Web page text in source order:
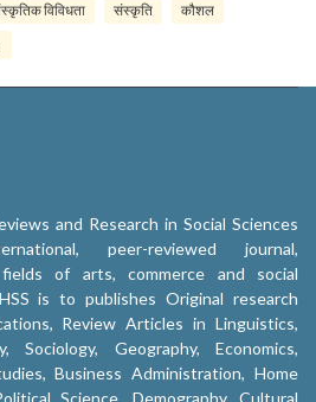
विविधता संस्कृति कौशल
and Research in Social Sciences
peer-reviewed journal,
of arts, commerce and social
is to publishes Original research
Review Articles in Linguistics,
Sociology, Geography, Economics,
Business Administration, Home
Science, Demography, Cultural